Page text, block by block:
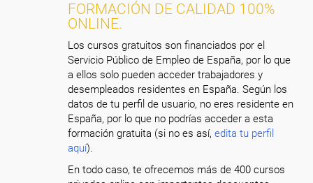
FORMACIÓN DE CALIDAD 100%
ONLINE.
Los cursos gratuitos son financiados por el
Servicio Público de Empleo de España, por lo que
a ellos solo pueden acceder trabajadores y
desempleados residentes en España. Según los
datos de tu perfil de usuario, no eres residente en
España, por lo que no podrías acceder a esta
formación gratuita (si no es así,edita tu perfil
aquí).
En todo caso, te ofrecemos más de 400 cursos